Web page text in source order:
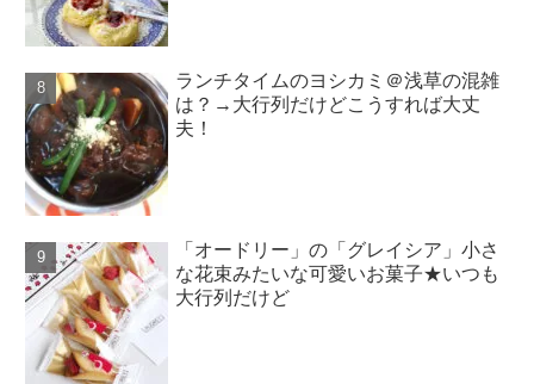
ランチタイムのヨシカミ＠浅草の混雑
は？→大行列だけどこうすれば大丈
夫！
「オードリー」の「グレイシア」小さ
な花束みたいな可愛いお菓子★いつも
大行列だけど